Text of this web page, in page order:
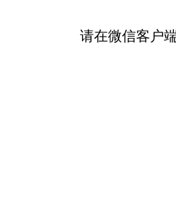
请在微信客户